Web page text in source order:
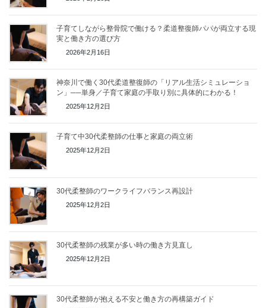
子育てしながら整骨院で働ける？柔道整復師パパが両立する現
実と働き方の選び方
2026年2月16日
神奈川で働く30代柔道整復師の「リアル生活シミュレーショ
ン」──単身／子育て家庭の手取り別に具体的にわかる！
2025年12月2日
子育て中30代柔整師の仕事と家庭の両立術
2025年12月2日
30代柔整師のワークライフバランス再設計
2025年12月2日
30代柔整師の残業が多い時の働き方見直し
2025年12月2日
30代柔整師が抱える不安と働き方の再構築ガイド